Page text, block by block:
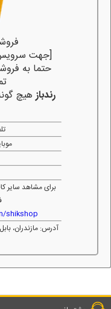
[جهت سرویس
حتما به
رندبازهیچ
برای مشاهد سایر
shikshop
آدرس: مازندران،